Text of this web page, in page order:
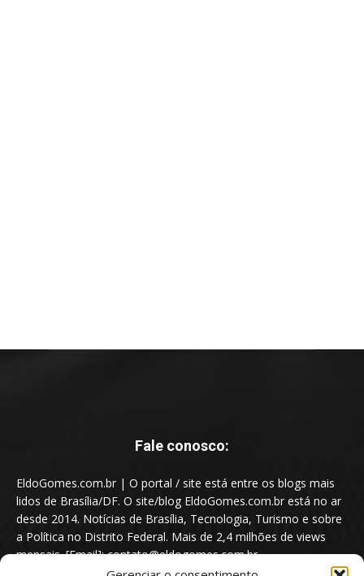
Fale conosco:
EldoGomes.com.br | O portal / site está entre os blogs mais
lidos de Brasília/DF. O site/blog EldoGomes.com.br está no ar
desde 2014. Notícias de Brasília, Tecnologia, Turismo e sobre
a Política no Distrito Federal. Mais de 2,4 milhões de views
mensais. [Email]: contato@eldogomes.com.br